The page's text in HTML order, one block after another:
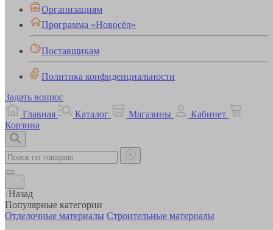
Организациям
Программа «Новосёл»
Поставщикам
Политика конфиденциальности
Задать вопрос
Главная
Каталог Магазины
Кабинет
Корзина
Назад
Популярные категории
Отделочные материалы Строительные материалы